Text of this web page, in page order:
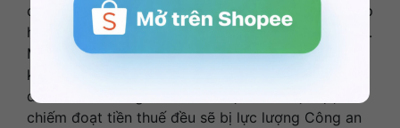
doanh nghiệp sản xuất, kinh doanh trong việc chấp
hành nghiêm chỉnh nghĩa vụ thuế đối với Nhà nước.
Mọi hành vi lập hệ thống sổ sách kế toán kép,
không ghi chép đầy đủ doanh thu, không xuất hóa
đơn khi bán hàng hóa nhằm mục đích trục lợi,
chiếm đoạt tiền thuế đều sẽ bị lực lượng Công an